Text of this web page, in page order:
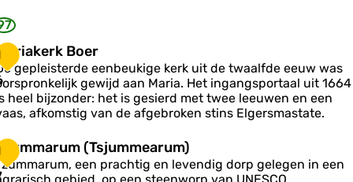
Boer
gepleisterde eenbeukige kerk uit de twaalfde eeuw was
gewijd aan Maria. Het ingangsportaal uit 1664
heel bijzonder: het is gesierd met twee leeuwen en een
afkomstig van de afgebroken stins Elgersmastate.
(Tsjummearum)
een prachtig en levendig dorp gelegen in een